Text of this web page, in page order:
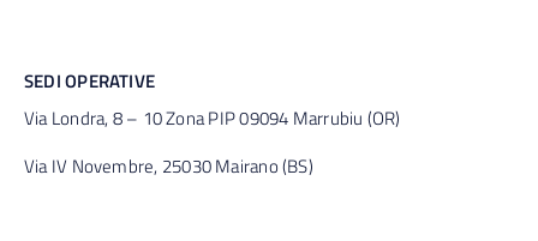
SEDI OPERATIVE
Via Londra, 8 – 10 Zona PIP 09094 Marrubiu (OR)
Via IV Novembre, 25030 Mairano (BS)